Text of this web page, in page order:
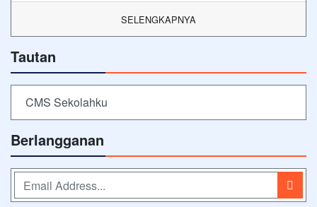
SELENGKAPNYA
Tautan
CMS Sekolahku
Berlangganan